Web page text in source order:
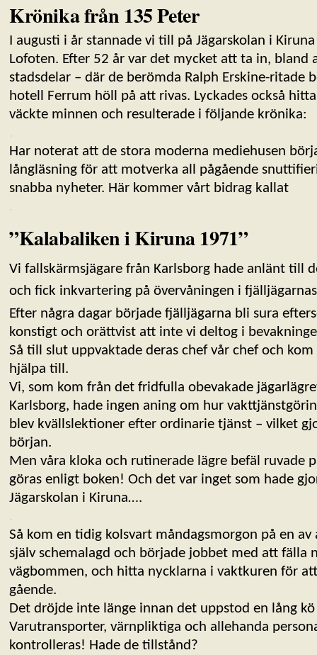
Krönika från 135 Peter
I augusti i år stannade vi till på Jägarskolan i
Lofoten. Efter 52 år var det mycket att ta in, bland
stadsdelar – där de berömda Ralph Erskine-ritade
hotell Ferrum höll på att rivas. Lyckades också
väckte minnen och resulterade i följande krönika:
.
Har noterat att de stora moderna mediehusen
långläsning för att motverka all pågående
snabba nyheter. Här kommer vårt bidrag kallat
.
”Kalabaliken i Kiruna 1971”
Vi fallskärmsjägare från Karlsborg hade anlänt till
och fick inkvartering på övervåningen i
Efter några dagar började fjälljägarna bli sura
konstigt och orättvist att inte vi deltog i
Så till slut uppvaktade deras chef vår chef och
hjälpa till.
Vi, som kom från det fridfulla obevakade
Karlsborg, hade ingen aning om hur
blev kvällslektioner efter ordinarie tjänst – vilket
början.
Men våra kloka och rutinerade lägre befäl ruvade
göras enligt boken! Och det var inget som hade
Jägarskolan i Kiruna….
.
Så kom en tidig kolsvart måndagsmorgon på en av
själv schemalagd och började jobbet med att fälla
vägbommen, och hitta nycklarna i vaktkuren för
gående.
Det dröjde inte länge innan det uppstod en lång
Varutransporter, värnpliktiga och allehanda
kontrolleras! Hade de tillstånd?